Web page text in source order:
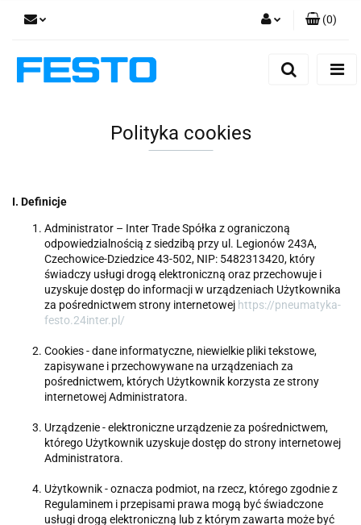
Zgody cookies
(0)
Polityka cookies
I. Definicje
Administrator – Inter Trade Spółka z ograniczoną
odpowiedzialnością z siedzibą przy ul. Legionów 243A,
Czechowice-Dziedzice 43-502, NIP: 5482313420, który
świadczy usługi drogą elektroniczną oraz przechowuje i
uzyskuje dostęp do informacji w urządzeniach Użytkownika
za pośrednictwem strony internetowej https://pneumatyka-
festo.24inter.pl/
Cookies - dane informatyczne, niewielkie pliki tekstowe,
zapisywane i przechowywane na urządzeniach za
pośrednictwem, których Użytkownik korzysta ze strony
internetowej Administratora.
Urządzenie - elektroniczne urządzenie za pośrednictwem,
którego Użytkownik uzyskuje dostęp do strony internetowej
Administratora.
Użytkownik - oznacza podmiot, na rzecz, którego zgodnie z
Regulaminem i przepisami prawa mogą być świadczone
usługi drogą elektroniczną lub z którym zawarta może być